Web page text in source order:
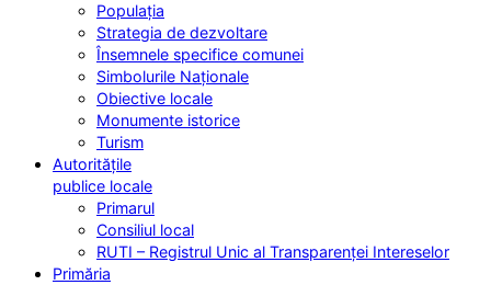
Populația
Strategia de dezvoltare
Însemnele specifice comunei
Simbolurile Naționale
Obiective locale
Monumente istorice
Turism
Autoritățile
publice locale
Primarul
Consiliul local
RUTI – Registrul Unic al Transparenței Intereselor
Primăria